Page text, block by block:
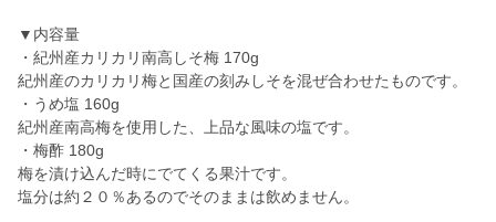
▼内容量
・紀州産カリカリ南高しそ梅 170g
紀州産のカリカリ梅と国産の刻みしそを混ぜ合わせたものです。
・うめ塩 160g
紀州産南高梅を使用した、上品な風味の塩です。
・梅酢 180g
梅を漬け込んだ時にでてくる果汁です。
塩分は約２０％あるのでそのままは飲めません。